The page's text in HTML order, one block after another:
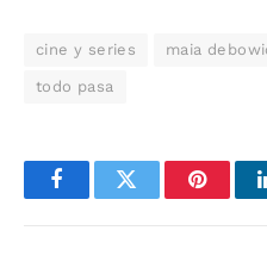
cine y series maia
todo pasa
FacebookTwitter